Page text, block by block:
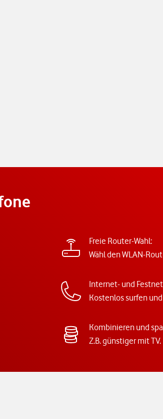
Freie Router-Wahl:
Wähl den WLAN-
Internet- und
Kostenlos surfen
Kombinieren und
Z.B. günstiger mit TV.